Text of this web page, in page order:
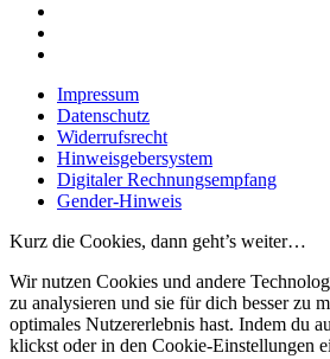
Impressum
Datenschutz
Widerrufsrecht
Hinweisgebersystem
Digitaler Rechnungsempfang
Gender-Hinweis
Kurz die Cookies, dann geht’s weiter…
Wir nutzen Cookies und andere
zu analysieren und sie für dich besser zu
optimales Nutzererlebnis hast. Indem du
klickst oder in den Cookie-Einstellungen